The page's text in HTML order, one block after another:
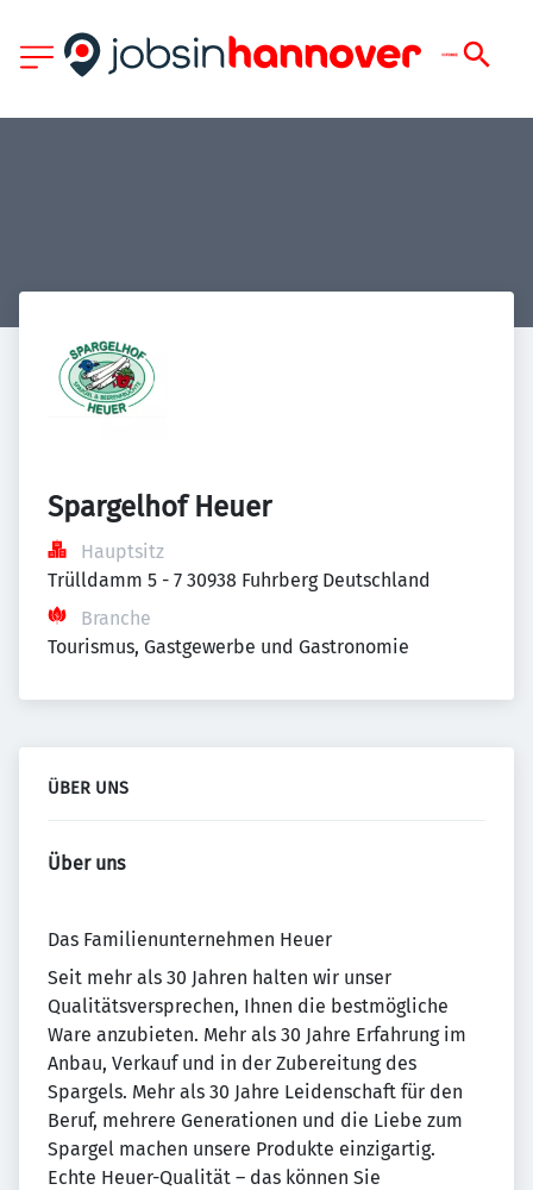
Spargelhof Heuer
Hauptsitz
Trülldamm 5 - 7 30938 Fuhrberg Deutschland
Branche
Tourismus, Gastgewerbe und Gastronomie
ÜBER UNS
Über uns
Das Familienunternehmen Heuer
Seit mehr als 30 Jahren halten wir unser
Qualitätsversprechen, Ihnen die bestmögliche
Ware anzubieten. Mehr als 30 Jahre Erfahrung im
Anbau, Verkauf und in der Zubereitung des
Spargels. Mehr als 30 Jahre Leidenschaft für den
Beruf, mehrere Generationen und die Liebe zum
Spargel machen unsere Produkte einzigartig.
Echte Heuer-Qualität – das können Sie